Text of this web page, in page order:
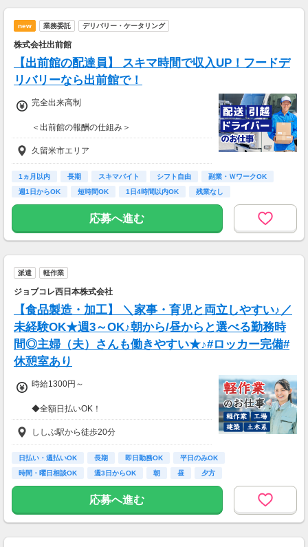
new 業務委託 デリバリー・ケータリング
株式会社出前館
【出前館の配達員】 スキマ時間で収入UP！フードデ
リバリーなら出前館で！
完全出来高制
＜出前館の報酬の仕組み＞
基本報酬 ＋ ブースト
※ブーストとは配達距離、曜日や時間帯、天候
などを考慮して上乗せされる報酬の名称です。
【報酬例】
■月報酬：約23,000円
■配達日数：11日
＜ガッツリ稼ぎたいあなたは・・・＞
■配達日数：26日
■平均配送件数：12件/日
■使用車両：自転車
週末のみ・夜間のみでもOK！スキマ時間を活か
もちろんガッツリ働きたい方も大歓迎です♪
す！
※上記は2026年6月の福岡県の実績例です。あ
ません。
※報酬はエリア・時間・注文状況等により異な
ります。
久留米市エリア
1ヵ月以内 長期 スキマバイト シフト自由
副業・ＷワークOK
週1日からOK
短時間OK 1日4時間以内OK 残業なし
応募へ進む
派遣 軽作業
ジョブコレ西日本株式会社
【食品製造・加工】 ＼家事・育児と両立しやすい♪／
未経験OK★週3～OK♪朝から/昼からと選べる勤務時
間◎主婦（夫）さんも働きやすい★♪#ロッカー完備#
休憩室あり
時給1300円～
◆全額日払いOK！
◆交通費支給※規定アリ
ししぶ駅から徒歩20分
日払い・週払いOK 長期 即日勤務OK
平日のみOK
時間・曜日相談OK
週3日からOK 朝 昼 夕方
応募へ進む